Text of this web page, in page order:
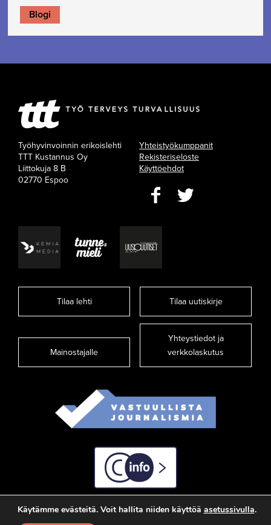
Blogi
Työhyvinvoinnin erikoislehti
TTT Kustannus Oy
Liittokuja 8 B
02770 Espoo
Yhteistyökumppanit
Rekisteriseloste
Käyttöehdot
Tilaa lehti Tilaa uutiskirje
Mainostajalle
Yhteystiedot ja
verkkolaskutus
C-info
Käytämme evästeitä. Voit hallita niiden käyttöä asetussivulla.